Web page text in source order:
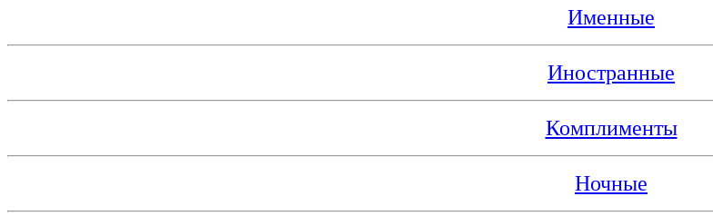
Именные
Иностранные
Комплименты
Ночные